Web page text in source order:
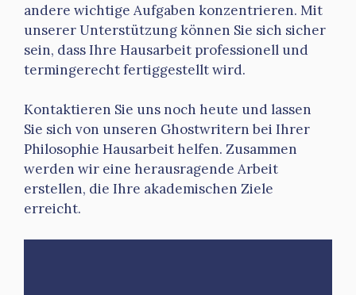
andere wichtige Aufgaben konzentrieren. Mit
unserer Unterstützung können Sie sich sicher
sein, dass Ihre Hausarbeit professionell und
termingerecht fertiggestellt wird.
Kontaktieren Sie uns noch heute und lassen
Sie sich von unseren Ghostwritern bei Ihrer
Philosophie Hausarbeit helfen. Zusammen
werden wir eine herausragende Arbeit
erstellen, die Ihre akademischen Ziele
erreicht.